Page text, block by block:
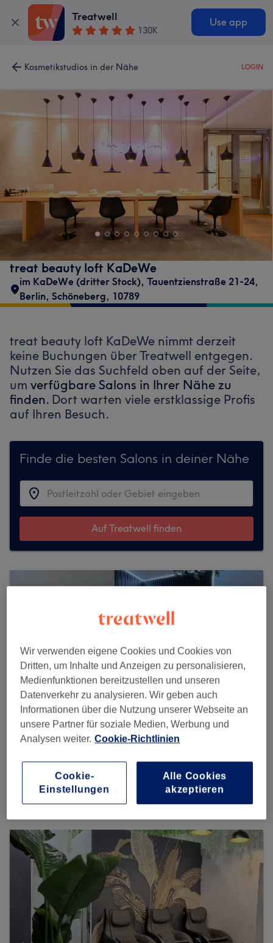
Treatwell
130K
Use app
Kosmetikstudios in der Nähe LOGIN
treat beauty loft KaDeWe
im KaDeWe (dritter Stock), Tauentzienstraße 21-24,
Berlin, Schöneberg, 10789
treat beauty loft KaDeWe nimmt derzeit
keine Buchungen über Treatwell entgegen.
Nutzen Sie das Suchfeld oben auf der Seite,
um verfügbare Salons in Ihrer Nähe zu
finden. Dort warten viele erstklassige Profis
auf Ihren Besuch.
Finde die besten Salons in deiner Nähe
Auf Treatwell finden
4547 reviews
Kurfürstendamm 235, Charlottenburg, 10719 Berlin
Wir verwenden eigene Cookies und Cookies von
Dritten, um Inhalte und Anzeigen zu personalisieren,
Medienfunktionen bereitzustellen und unseren
Datenverkehr zu analysieren. Wir geben auch
Informationen über die Nutzung unserer Webseite an
unsere Partner für soziale Medien, Werbung und
Analysen weiter. Cookie-Richtlinien
Cookie-
Einstellungen
Alle Cookies
akzeptieren